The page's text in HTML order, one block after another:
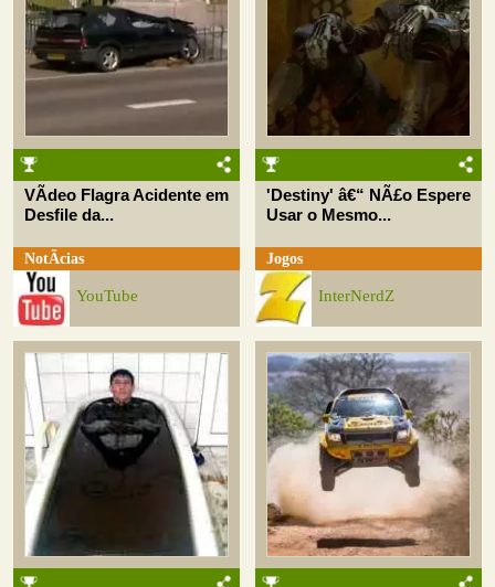
VÃ­deo Flagra Acidente em
Desfile da...
NotÃ­cias
YouTube
'Destiny' â€“ NÃ£o Espere
Usar o Mesmo...
Jogos
InterNerdZ